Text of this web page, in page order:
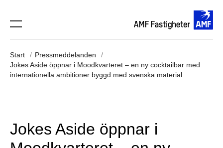
Start
Pressmeddelanden
Jokes Aside öppnar i Moodkvarteret – en ny cocktailbar med
internationella ambitioner byggd med svenska material
Jokes Aside öppnar i